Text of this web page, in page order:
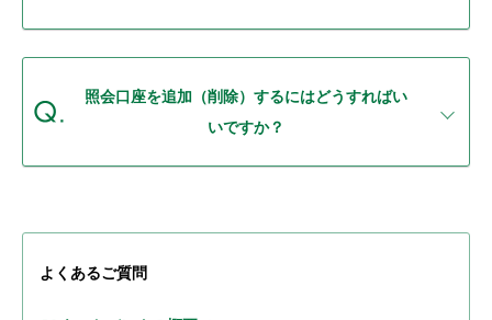
照会口座を追加（削除）するにはどうすればい
いですか？
よくあるご質問